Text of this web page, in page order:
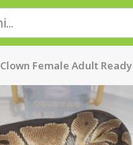
Clown Female Adult